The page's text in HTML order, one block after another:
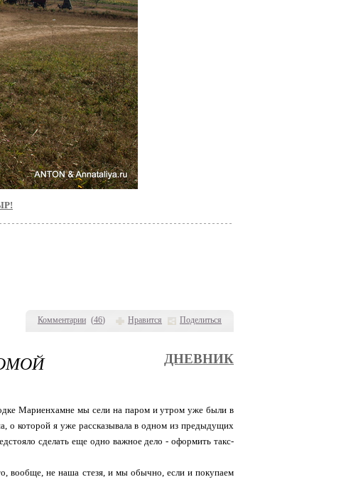
Комментарии (46) Нравится Поделиться
ДНЕВНИК
Мариенхамне мы сели на паром и утром уже были в
о которой я уже рассказывала в одном из предыдущих
сделать еще одно важное дело - оформить такс-
вообще, не наша стезя, и мы обычно, если и покупаем